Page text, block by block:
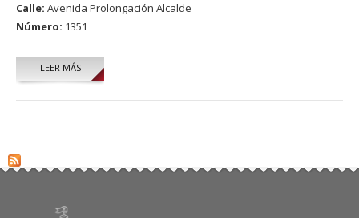
Calle: Avenida Prolongación Alcalde
Número: 1351
LEER MÁS